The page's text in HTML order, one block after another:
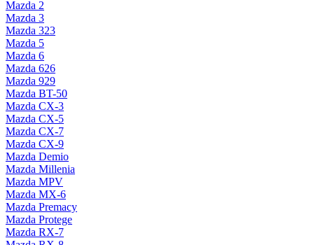
Mazda 2
Mazda 3
Mazda 323
Mazda 5
Mazda 6
Mazda 626
Mazda 929
Mazda BT-50
Mazda CX-3
Mazda CX-5
Mazda CX-7
Mazda CX-9
Mazda Demio
Mazda Millenia
Mazda MPV
Mazda MX-6
Mazda Premacy
Mazda Protege
Mazda RX-7